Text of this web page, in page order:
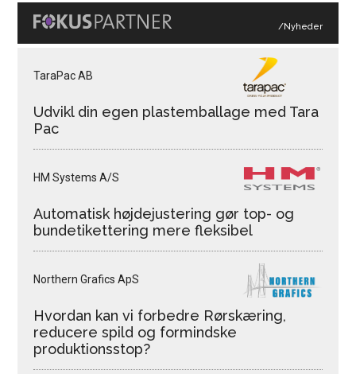
/Nyheder
TaraPac AB
Udvikl din egen plastemballage med Tara
Pac
HM Systems A/S
Automatisk højdejustering gør top- og
bundetikettering mere fleksibel
Northern Grafics ApS
Hvordan kan vi forbedre Rørskæring,
reducere spild og formindske
produktionsstop?